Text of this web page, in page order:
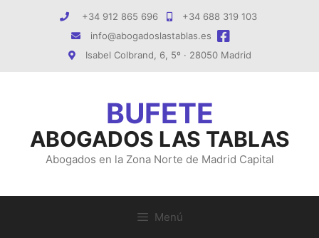
+34 912 865 696
+34 688 319 103
info@abogadoslastablas.es
Isabel Colbrand, 6, 5º · 28050 Madrid
ABOGADOS LAS TABLAS
Abogados en la Zona Norte de Madrid Capital
Menú